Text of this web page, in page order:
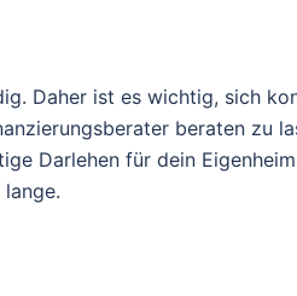
Daher ist es wichtig, sich
beraten zu
Darlehen für dein